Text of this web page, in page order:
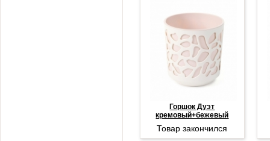
Горшок Дуэт
кремовый+бежевый
Товар закончился